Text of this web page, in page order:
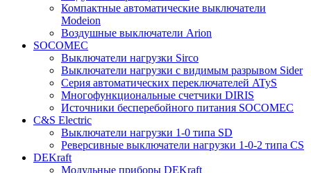
Компактные автоматические выключатели
Modeion
Воздушные выключатели Arion
SOCOMEC
Выключатели нагрузки Sirco
Выключатели нагрузки с видимым разрывом Sider
Серия автоматических переключателей ATyS
Многофункциональные счетчики DIRIS
Источники бесперебойного питания SOCOMEC
C&S Electric
Выключатели нагрузки 1-0 типа SD
Реверсивные выключатели нагрузки 1-0-2 типа CS
DEKraft
Модульные приборы DEKraft